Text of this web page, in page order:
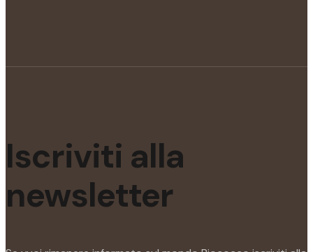
Iscriviti alla
newsletter